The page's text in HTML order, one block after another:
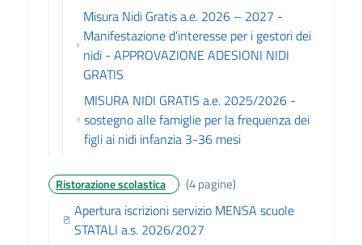
Misura Nidi Gratis a.e. 2026 – 2027 -
Manifestazione d'interesse per i gestori dei
nidi - APPROVAZIONE ADESIONI NIDI
GRATIS
MISURA NIDI GRATIS a.e. 2025/2026 -
sostegno alle famiglie per la frequenza dei
figli ai nidi infanzia 3-36 mesi
Ristorazione scolastica (4 pagine)
Apertura iscrizioni servizio MENSA scuole
STATALI a.s. 2026/2027